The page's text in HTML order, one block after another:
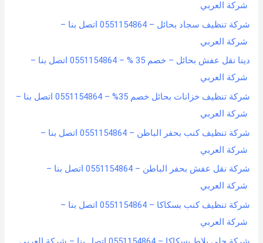
شركة العربي
شركة تنظيف سجاد بحائل – 0551154864 اتصل بنا –
شركة العربي
دينا نقل عفش بحائل – خصم 35 % – 0551154864 اتصل بنا –
شركة العربي
شركة تنظيف خزانات بحائل خصم 35% – 0551154864 اتصل بنا –
شركة العربي
شركة تنظيف كنب بحفر الباطن – 0551154864 اتصل بنا –
شركة العربي
شركة نقل عفش بحفر الباطن – 0551154864 اتصل بنا –
شركة العربي
شركة تنظيف كنب بسكاكا – 0551154864 اتصل بنا –
شركة العربي